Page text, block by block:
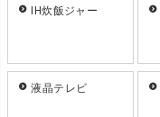
IH炊飯ジャー
液晶テレビ